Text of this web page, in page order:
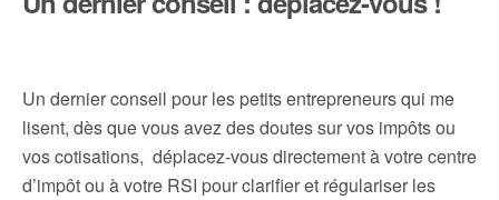
Un dernier conseil pour les petits entrepreneurs qui me
lisent, dès que vous avez des doutes sur vos impôts ou
vos cotisations, déplacez-vous directement à votre centre
d’impôt ou à votre RSI pour clarifier et régulariser les